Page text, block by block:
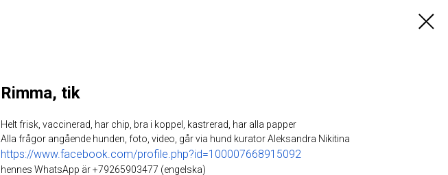
Rimma, tik
Helt frisk, vaccinerad, har chip, bra i koppel, kastrerad, har alla papper
Alla frågor angående hunden, foto, video, går via hund kurator Aleksandra Nikitina
https://www.facebook.com/profile.php?id=100007668915092
hennes WhatsApp är +79265903477 (engelska)